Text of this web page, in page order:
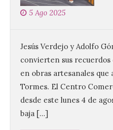
5 Ago 2025
Jesús Verdejo y Adolfo
convierten sus
en obras artesanales que
Tormes. El Centro
desde este lunes 4 de
baja […]